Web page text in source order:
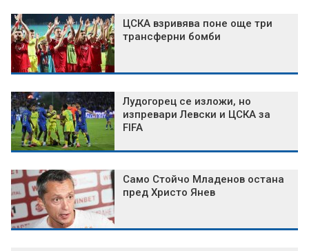
ЦСКА взривява поне още три
трансферни бомби
Лудогорец се изложи, но
изпревари Левски и ЦСКА за
FIFA
Само Стойчо Младенов остана
пред Христо Янев